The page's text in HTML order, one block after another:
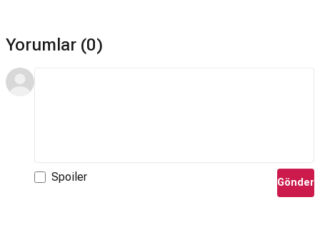
Yorumlar (0)
Spoiler Gönder